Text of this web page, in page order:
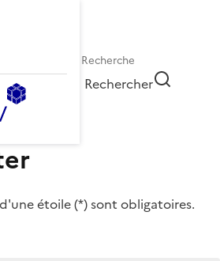
Rechercher
étoile (*) sont obligatoires.